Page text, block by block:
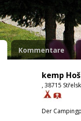
Kommentare
kemp
, 38715
Der